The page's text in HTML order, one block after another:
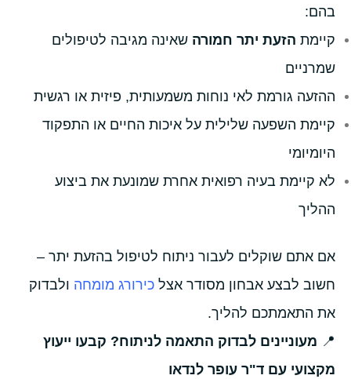
בהם:
קיימת הזעת יתר חמורה שאינה מגיבה לטיפולים
שמרניים
ההזעה גורמת לאי נוחות משמעותית, פיזית או רגשית
קיימת השפעה שלילית על איכות החיים או התפקוד
היומיומי
לא קיימת בעיה רפואית אחרת שמונעת את ביצוע
ההליך
אם אתם שוקלים לעבור ניתוח לטיפול בהזעת יתר –
חשוב לבצע אבחון מסודר אצל כירורג מומחה ולבדוק
את התאמתכם להליך.
📍 מעוניינים לבדוק התאמה לניתוח? קבעו ייעוץ
מקצועי עם ד"ר עופר לנדאו